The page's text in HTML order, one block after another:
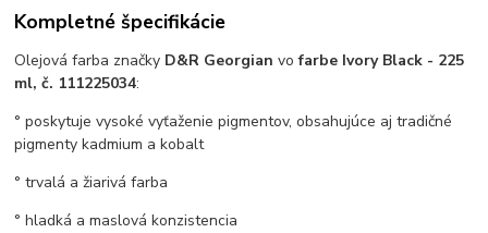
Kompletné špecifikácie
Olejová farba značky D&R Georgian vofarbe Ivory Black - 225
ml, č. 111225034:
° poskytuje vysoké vyťaženie pigmentov, obsahujúce aj tradičné
pigmenty kadmium a kobalt
° trvalá a žiarivá farba
° hladká a maslová konzistencia